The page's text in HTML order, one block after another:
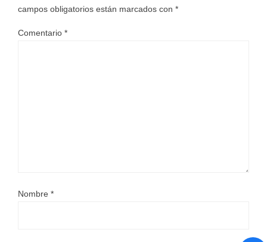
campos obligatorios están marcados con *
Comentario *
Nombre *